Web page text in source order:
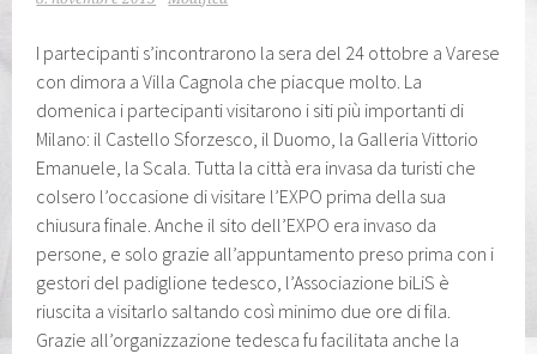
I partecipanti s’incontrarono la sera del 24 ottobre a Varese
con dimora a Villa Cagnola che piacque molto. La
domenica i partecipanti visitarono i siti più importanti di
Milano: il Castello Sforzesco, il Duomo, la Galleria Vittorio
Emanuele, la Scala. Tutta la città era invasa da turisti che
colsero l’occasione di visitare l’EXPO prima della sua
chiusura finale. Anche il sito dell’EXPO era invaso da
persone, e solo grazie all’appuntamento preso prima con i
gestori del padiglione tedesco, l’Associazione biLiS è
riuscita a visitarlo saltando così minimo due ore di fila.
Grazie all’organizzazione tedesca fu facilitata anche la